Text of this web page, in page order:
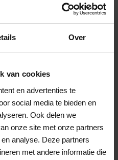
Over
van cookies
en advertenties te
social media te bieden en
Ook delen we
onze site met onze partners
analyse. Deze partners
met andere informatie die
geldig?
de VVV cadeaukaart